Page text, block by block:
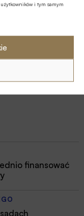
i tym samym
finansować